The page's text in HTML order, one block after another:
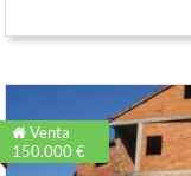
Venta
150.000 €